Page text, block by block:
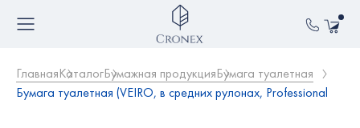
ГлавнаяКаталогБумажная продукцияБумага туалетная
Бумага туалетная (VEIRO, в средних рулонах, Professional